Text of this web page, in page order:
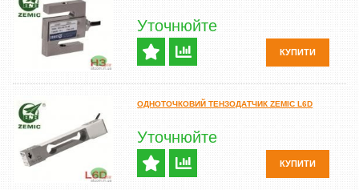
Уточнюйте
КУПИТИ
ОДНОТОЧКОВИЙ ТЕНЗОДАТЧИК ZEMIC L6D
Уточнюйте
КУПИТИ